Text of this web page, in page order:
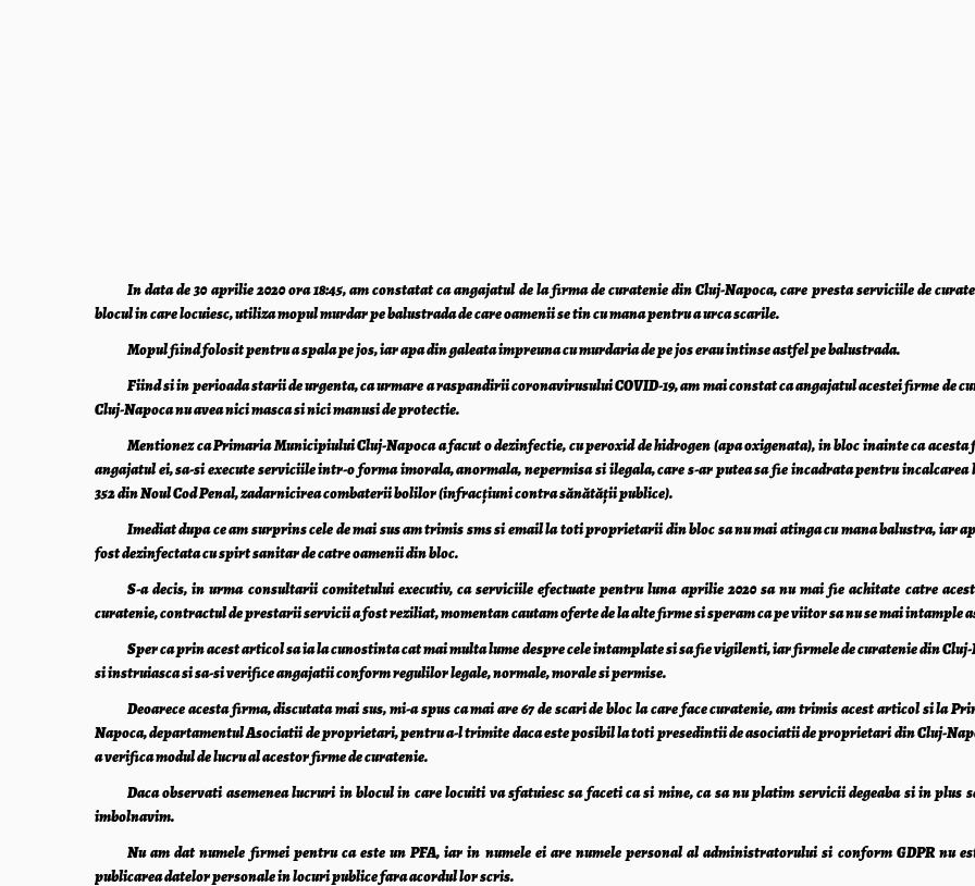
In data de 30 aprilie 2020 ora 18:45, am constatat ca angajatul de la firma de curatenie din Cluj-Napoca, care presta serviciile de
blocul in care locuiesc, utiliza mopul murdar pe balustrada de care oamenii se tin cu mana pentru a urca scarile.
Mopul fiind folosit pentru a spala pe jos, iar apa din galeata impreuna cu murdaria de pe jos erau intinse astfel pe balustrada.
Fiind si in perioada starii de urgenta, ca urmare a raspandirii coronavirusului COVID-19, am mai constat ca angajatul acestei firme de
Cluj-Napoca nu avea nici masca si nici manusi de protectie.
Mentionez ca Primaria Municipiului Cluj-Napoca a facut o dezinfectie, cu peroxid de hidrogen (apa oxigenata), in bloc inainte ca
angajatul ei, sa-si execute serviciile intr-o forma imorala, anormala, nepermisa si ilegala, care s-ar putea sa fie incadrata pentru
352 din Noul Cod Penal, zadarnicirea combaterii bolilor (infracţiuni contra sănătăţii publice).
Imediat dupa ce am surprins cele de mai sus am trimis sms si email la toti proprietarii din bloc sa nu mai atinga cu mana balustra, iar
fost dezinfectata cu spirt sanitar de catre oamenii din bloc.
S-a decis, in urma consultarii comitetului executiv, ca serviciile efectuate pentru luna aprilie 2020 sa nu mai fie achitate catre
curatenie, contractul de prestarii servicii a fost reziliat, momentan cautam oferte de la alte firme si speram ca pe viitor sa nu se mai intample
Sper ca prin acest articol sa ia la cunostinta cat mai multa lume despre cele intamplate si sa fie vigilenti, iar firmele de curatenie din Cluj-
si instruiasca si sa-si verifice angajatii conform regulilor legale, normale, morale si permise.
Deoarece acesta firma, discutata mai sus, mi-a spus ca mai are 67 de scari de bloc la care face curatenie, am trimis acest articol si la
Napoca, departamentul Asociatii de proprietari, pentru a-l trimite daca este posibil la toti presedintii de asociatii de proprietari din Cluj-
a verifica modul de lucru al acestor firme de curatenie.
Daca observati asemenea lucruri in blocul in care locuiti va sfatuiesc sa faceti ca si mine, ca sa nu platim servicii degeaba si in plus
imbolnavim.
Nu am dat numele firmei pentru ca este un PFA, iar in numele ei are numele personal al administratorului si conformGDPR nu
publicarea datelor personale in locuri publice fara acordul lor scris.